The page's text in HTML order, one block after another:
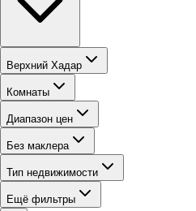
Верхний Хадар
Комнаты
Диапазон цен
Без маклера
Тип недвижимости
Ещё фильтры